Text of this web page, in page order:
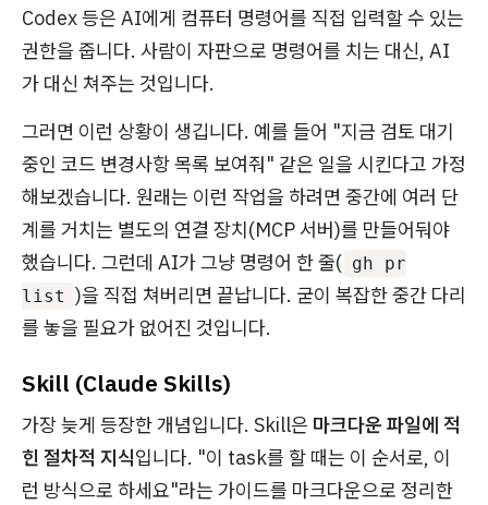
Codex 등은 AI에게 컴퓨터 명령어를 직접 입력할 수 있는
권한을 줍니다. 사람이 자판으로 명령어를 치는 대신, AI
가 대신 쳐주는 것입니다.
그러면 이런 상황이 생깁니다. 예를 들어 "지금 검토 대기
중인 코드 변경사항 목록 보여줘" 같은 일을 시킨다고 가정
해보겠습니다. 원래는 이런 작업을 하려면 중간에 여러 단
계를 거치는 별도의 연결 장치(MCP 서버)를 만들어둬야
했습니다. 그런데 AI가 그냥 명령어 한 줄( gh pr
list )을 직접 쳐버리면 끝납니다. 굳이 복잡한 중간 다리
를 놓을 필요가 없어진 것입니다.
Skill (Claude Skills)
가장 늦게 등장한 개념입니다. Skill은 마크다운 파일에 적
힌 절차적 지식입니다. "이 task를 할 때는 이 순서로, 이
런 방식으로 하세요"라는 가이드를 마크다운으로 정리한